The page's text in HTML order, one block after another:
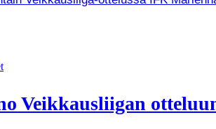
Veikkausliigan